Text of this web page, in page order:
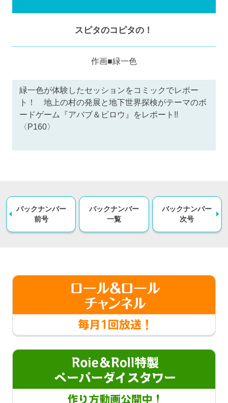
スピタのコピタの！
作画■緑一色
緑一色が体験したセッションをコミックでレポー
ト！ 地上の村の発展と地下世界探検がテーマのボ
ードゲーム『アバブ＆ビロウ』をレポート!!
〈P160〉
バックナンバー
前号
バックナンバー
一覧
バックナンバー
次号